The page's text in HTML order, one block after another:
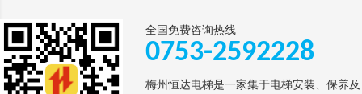
全国免费咨询热线
0753-2592228
梅州恒达电梯是一家集于电梯安装、保养及